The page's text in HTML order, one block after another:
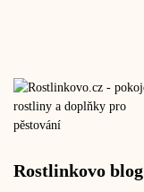
Rostlinkovo blog